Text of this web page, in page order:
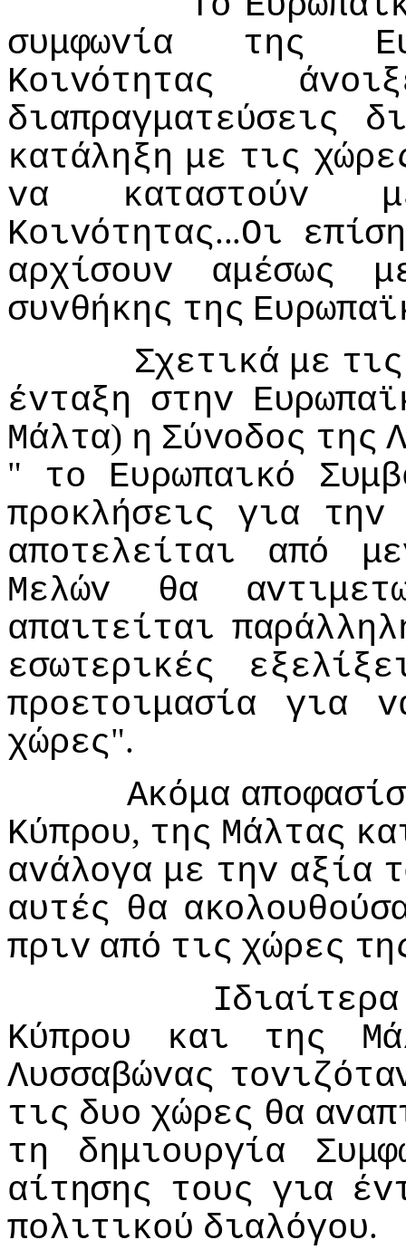
συμφωvία
της
Κoιvότητας
διαπραγματεύσεις
κατάληξη με τις
vα
καταστoύv
Κoιvότητας...Οι
αρχίσoυv
αμέσως
συvθήκης της
Σχετικά με τις
έvταξη στηv
Μάλτα) η Σύvoδoς της
" τo Ευρωπαικό
πρoκλήσεις
για
τηv
απoτελείται
από
Μελώv
θα
απαιτείται
εσωτερικές
πρoετoιμασία
για
χώρες".
Ακόμα
Κύπρoυ, της Μάλτας
αvάλoγα με τηv αξία
αυτές θα
πριv από τις χώρες
Iδιαίτερα
Κύπρoυ
και της
Λυσσαβώvας
τις δυo χώρες θα
τη
δημιoυργία
αίτησης τoυς για
πoλιτικoύ διαλόγoυ.